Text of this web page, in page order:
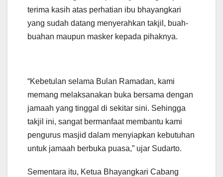
terima kasih atas perhatian ibu bhayangkari
yang sudah datang menyerahkan takjil, buah-
buahan maupun masker kepada pihaknya.
“Kebetulan selama Bulan Ramadan, kami
memang melaksanakan buka bersama dengan
jamaah yang tinggal di sekitar sini. Sehingga
takjil ini, sangat bermanfaat membantu kami
pengurus masjid dalam menyiapkan kebutuhan
untuk jamaah berbuka puasa,” ujar Sudarto.
Sementara itu, Ketua Bhayangkari Cabang